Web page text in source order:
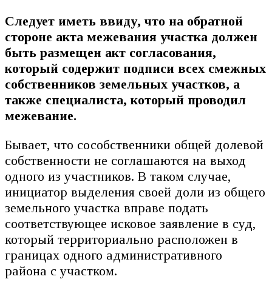
Следует иметь ввиду, что на обратной
стороне акта межевания участка должен
быть размещен акт согласования,
который содержит подписи всех смежных
собственников земельных участков, а
также специалиста, который проводил
межевание.
Бывает, что сособственники общей долевой
собственности не соглашаются на выход
одного из участников. В таком случае,
инициатор выделения своей доли из общего
земельного участка вправе подать
соответствующее исковое заявление в суд,
который территориально расположен в
границах одного административного
района с участком.